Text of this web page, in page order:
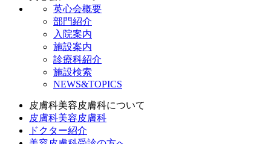
英心会概要
部門紹介
入院案内
施設案内
診療科紹介
施設検索
NEWS&TOPICS
皮膚科美容皮膚科について
皮膚科美容皮膚科
ドクター紹介